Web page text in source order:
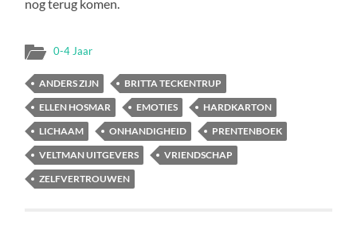
nog terug komen.
0-4 Jaar
ANDERS ZIJN
BRITTA TECKENTRUP
ELLEN HOSMAR
EMOTIES
HARDKARTON
LICHAAM
ONHANDIGHEID
PRENTENBOEK
VELTMAN UITGEVERS
VRIENDSCHAP
ZELFVERTROUWEN